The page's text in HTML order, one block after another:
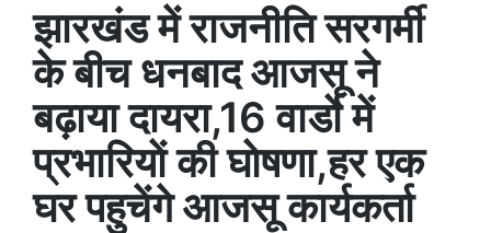
झारखंड में राजनीति सरगर्मी
के बीच धनबाद आजसू ने
बढ़ाया दायरा,16 वार्डाे में
प्रभारियाें की घाेषणा,हर एक
घर पहुचेंगे आजसू कार्यकर्ता